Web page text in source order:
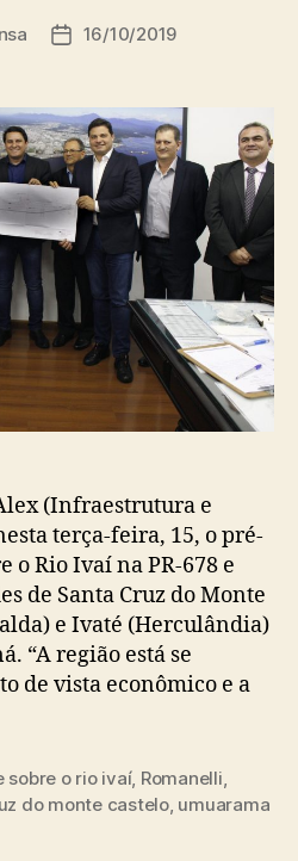
Data16/10/2019
(Infraestrutura e
terça-feira, 15, o pré-
o Rio Ivaí na PR-678 e
de Santa Cruz do Monte
e Ivaté (Herculândia)
“A região está se
de vista econômico e a
sobre o rio ivaí, Romanelli,
do monte castelo, umuarama